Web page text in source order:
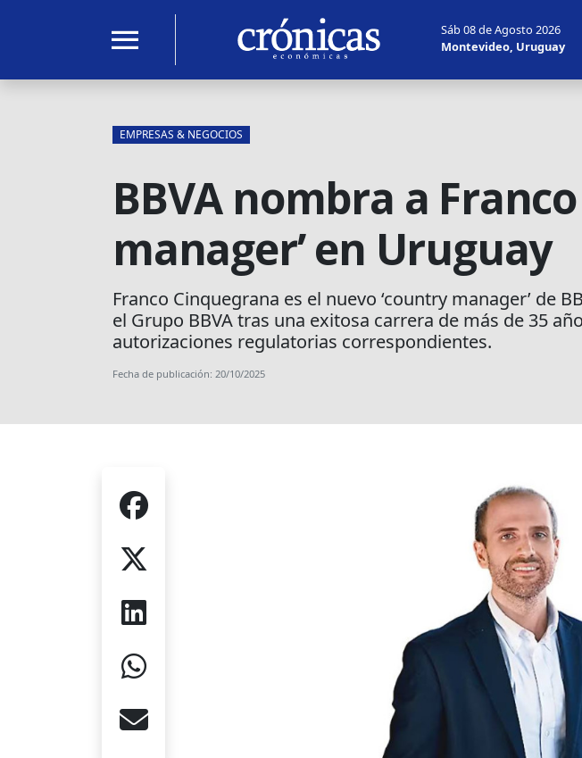
menu
Sáb 08 de Agosto 2026
Montevideo, Uruguay
EMPRESAS & NEGOCIOS
BBVA nombra a
manager’ en Uruguay
Franco Cinquegrana es el nuevo ‘country manager’ de
el Grupo BBVA tras una exitosa carrera de más de 35
autorizaciones regulatorias correspondientes.
Fecha de publicación: 20/10/2025